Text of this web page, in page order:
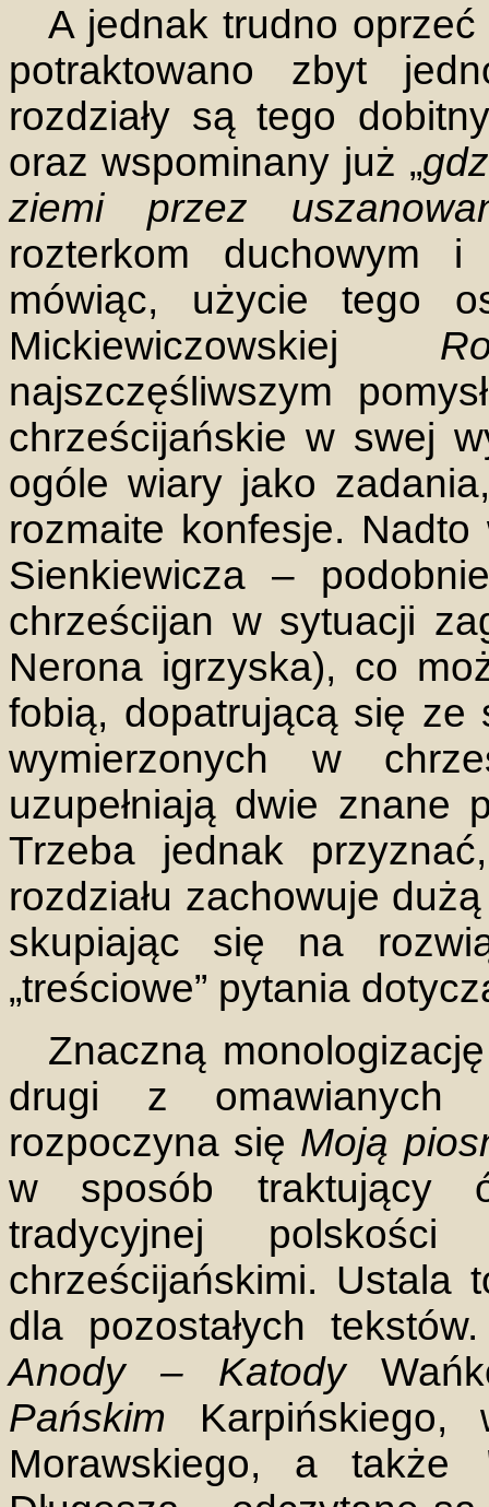
A jednak trudno
potraktowano zbyt
rozdziały są tego
oraz wspominany już „
ziemi przez
rozterkom duchowym i
mówiąc, użycie tego
Mickiewiczowskiej
najszczęśliwszym
chrześcijańskie w swej
ogóle wiary jako
rozmaite konfesje.
Sienkiewicza –
chrześcijan w sytuacji
Nerona igrzyska), co
fobią, dopatrującą się ze
wymierzonych w
uzupełniają dwie znane
Trzeba jednak
rozdziału zachowuje
skupiając się na
„treściowe” pytania
Znaczną
drugi z omawianych
rozpoczyna się Moją
w sposób traktujący
tradycyjnej
chrześcijańskimi. Ustala
dla pozostałych
Anody – Katody
Pańskim
Morawskiego, a także